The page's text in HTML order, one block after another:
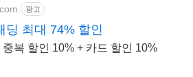
광고
딩 최대 74% 할인
복 할인 10% + 카드 할인 10%